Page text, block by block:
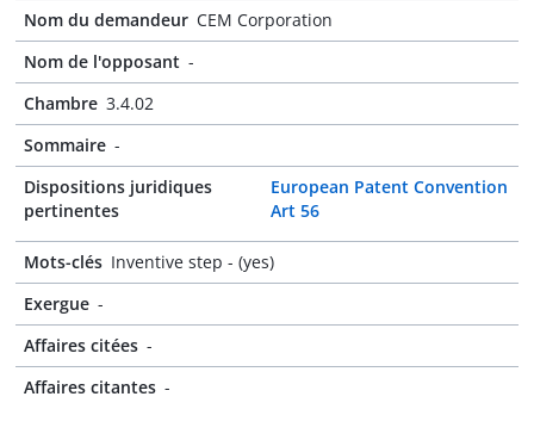
Nom du demandeur CEM Corporation
Nom de l'opposant -
Chambre 3.4.02
Sommaire -
Dispositions juridiques
pertinentes
European Patent Convention
Art 56
Mots-clés Inventive step - (yes)
Exergue -
Affaires citées -
Affaires citantes -